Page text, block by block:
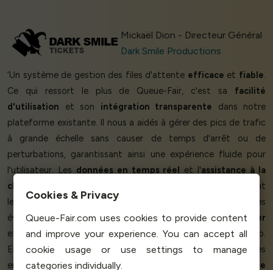
Mickaël Dion - Directeur Général
Dark Smile Productions
‘Un système de gestion des files d'attente efficace et fiable.
Ce qui ressort le plus de Queue-Fair, c'est sa facilité
d'utilisation et son intégration transparente dans notre
plateforme existante. Il nous a aidés à gérer des pics de trafic
à grande échelle sans causer de temps d'arrêt ou de
perturbations, garantissant ainsi une expérience fluide pour
l'utilisateur. Les données en temps réel et l'assistance à la
clientèle
, nous fournissant
les outils nécessaires pour que tout se passe bien pendant les
événements à forte demande. Queue-Fair nous aide àgérer
efficacementles hausses soudaines
du trafic sur le site web.
En mettant en œuvre la salle d'attente virtuelle, nous sommes
en mesure de nous assurer qu'
aucun utilisateur ne subit de
Cookies & Privacy
Queue-Fair.com uses cookies to provide content
and improve your experience. You can accept all
cookie usage or use settings to manage
categories individually.